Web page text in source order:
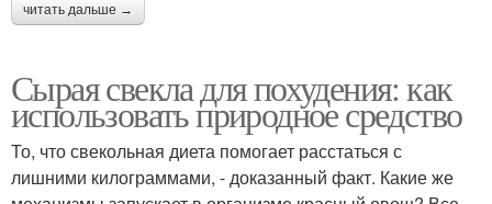
читать дальше →
Сырая свекла для похудения: как
использовать природное средство
То, что свекольная диета помогает расстаться с
лишними килограммами, - доказанный факт. Какие же